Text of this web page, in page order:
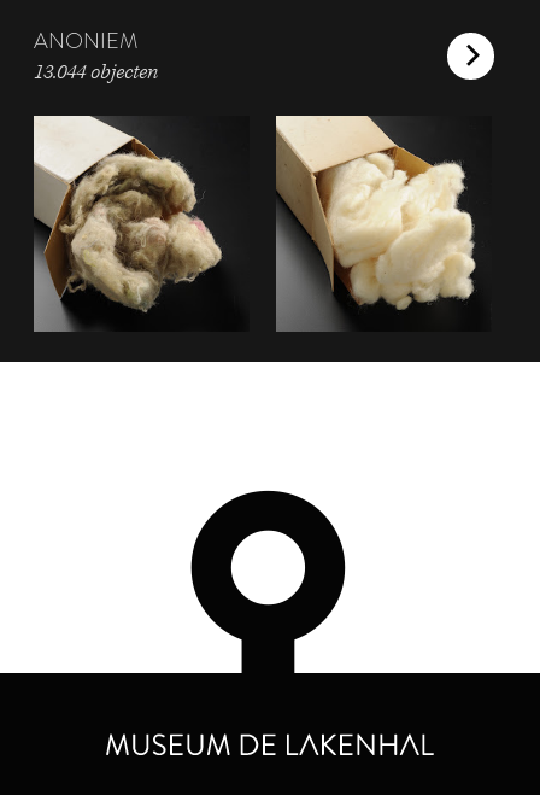
ANONIEM
13.044 objecten